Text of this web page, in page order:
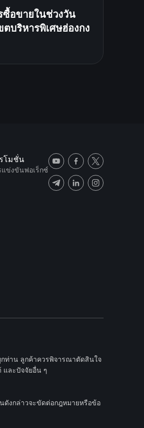
ซื้อขายในช่วงวัน
บริหารพิเศษฮ่องกง
โมชั่น
แข่งขันฟอเร็กซ์
ท่าน ลูกค้าควรพิจารณาตัดสินใจ
และปัจจัยอื่น ๆ
ดังกล่าวจะขัดต่อกฎหมายหรือข้อ